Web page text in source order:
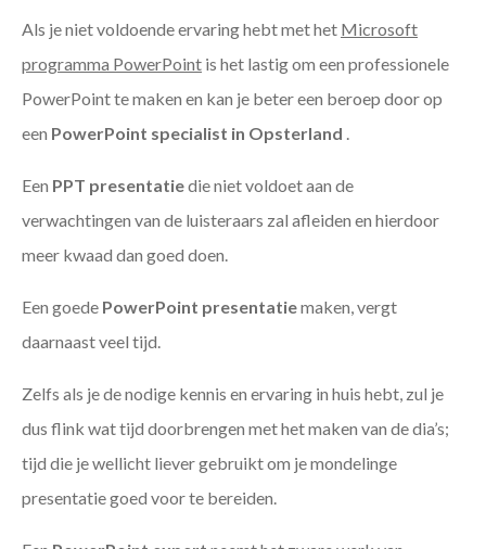
Als je niet voldoende ervaring hebt met het Microsoft
programma PowerPoint is het lastig om een professionele
PowerPoint te maken en kan je beter een beroep door op
een PowerPoint specialist in Opsterland .
Een PPT presentatiedie niet voldoet aan de
verwachtingen van de luisteraars zal afleiden en hierdoor
meer kwaad dan goed doen.
Een goede PowerPoint presentatiemaken, vergt
daarnaast veel tijd.
Zelfs als je de nodige kennis en ervaring in huis hebt, zul je
dus flink wat tijd doorbrengen met het maken van de dia’s;
tijd die je wellicht liever gebruikt om je mondelinge
presentatie goed voor te bereiden.